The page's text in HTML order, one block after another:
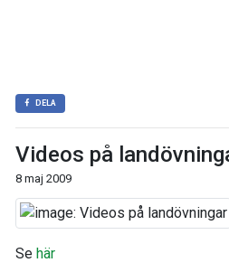
DELA
Videos på
8 maj 2009
Se här